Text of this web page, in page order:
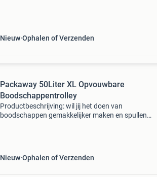
Nieuw Ophalen of Verzenden
Packaway 50Liter XL Opvouwbare
Boodschappentrolley
Productbeschrijving: wil jij het doen van
boodschappen gemakkelijker maken en spullen
Nieuw Ophalen of Verzenden